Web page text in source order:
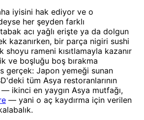
iyisini hak ediyor ve o
her şeyden farklı
acı yağlı erişte ya da dolgun
kazanırken, bir parça nigiri sushi
rameni kısıtlamayla kazanır
ve boşluğu boş bırakma
gerçek: Japon yemeği sunan
tüm Asya restoranlarının
ikinci en yaygın Asya mutfağı,
— yani o aç kaydırma için verilen